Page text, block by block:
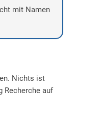
mit Namen
Nichts ist
Recherche auf